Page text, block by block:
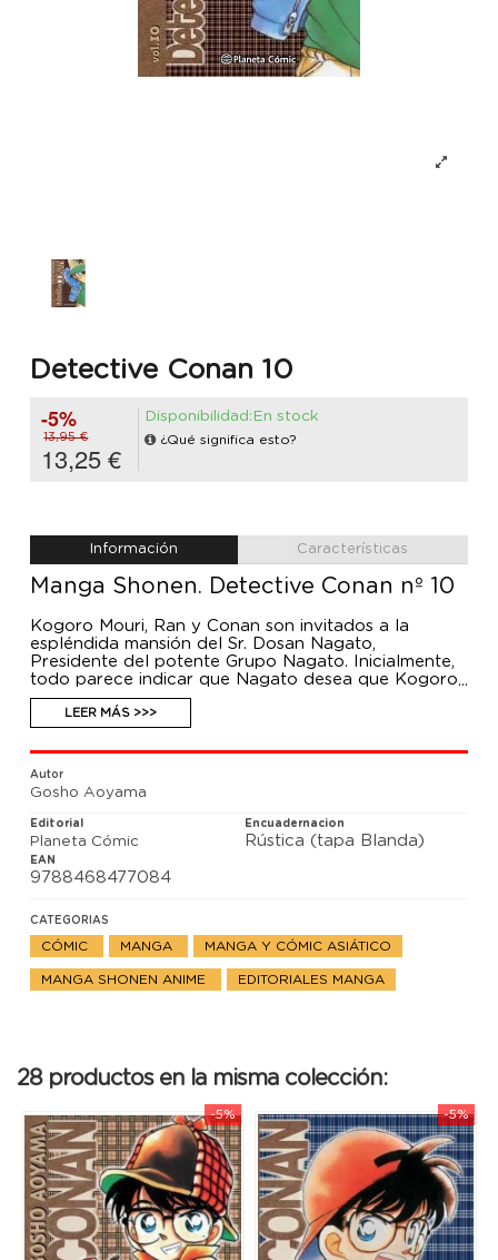
Detective Conan 10
-5%
13,95 €
13,25 €
Disponibilidad:En stock
¿Qué significa esto?
Información Características
Manga Shonen. Detective Conan nº 10
Kogoro Mouri, Ran y Conan son invitados a la
espléndida mansión del Sr. Dosan Nagato,
Presidente del potente Grupo Nagato. Inicialmente,
todo parece indicar que Nagato desea que Kogoro
Mouri encuentre a Kotomi Akagi, la que fue primer
amor de su vida.
A Mouri no le parece gustarle demasiado el
encargo, pero acepta y, junto a Ran y Conan, pasan
la noche en casa de Nagato. En la mansión se
encuentran a personajes de lo más variopintos...
Un manga shônen imprescindible.
Título original: Meitantei Conan #29-20"
LEER MÁS >>>
Autor
Gosho Aoyama
Editorial
Planeta Cómic
Encuadernacion
Rústica (tapa Blanda)
EAN
9788468477084
CATEGORIAS
CÓMIC MANGA MANGA Y CÓMIC ASIÁTICO
MANGA SHONEN ANIME EDITORIALES MANGA
28 productos en la misma colección:
-5% -5%